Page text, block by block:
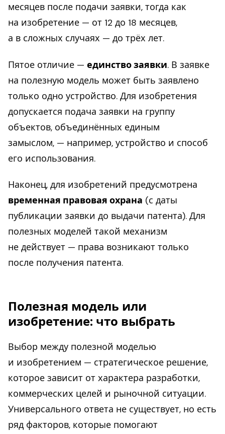
месяцев после подачи заявки, тогда как
на изобретение — от 12 до 18 месяцев,
а в сложных случаях — до трёх лет.
Пятое отличие — единство заявки. В заявке
на полезную модель может быть заявлено
только одно устройство. Для изобретения
допускается подача заявки на группу
объектов, объединённых единым
замыслом, — например, устройство и способ
его использования.
Наконец, для изобретений предусмотрена
временная правовая охрана (с даты
публикации заявки до выдачи патента). Для
полезных моделей такой механизм
не действует — права возникают только
после получения патента.
Полезная модель или
изобретение: что выбрать
Выбор между полезной моделью
и изобретением — стратегическое решение,
которое зависит от характера разработки,
коммерческих целей и рыночной ситуации.
Универсального ответа не существует, но есть
ряд факторов, которые помогают